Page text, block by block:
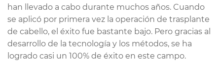
han llevado a cabo durante muchos años. Cuando
se aplicó por primera vez la operación de trasplante
de cabello, el éxito fue bastante bajo. Pero gracias al
desarrollo de la tecnología y los métodos, se ha
logrado casi un 100% de éxito en este campo.